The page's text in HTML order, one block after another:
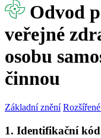
Odvod
veřejné
osobu
činnou
Základní znění
1. Identifikační kód